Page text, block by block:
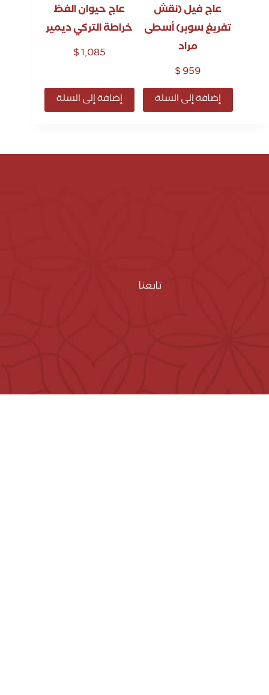
عاج فيل (نقش
تفريغ سوبر) أسطى
مراد
$959
إضافة إلى السلة
عاج حيوان الفظ
خراطة التركي ديمير
$1,085
إضافة إلى السلة
تابعنا